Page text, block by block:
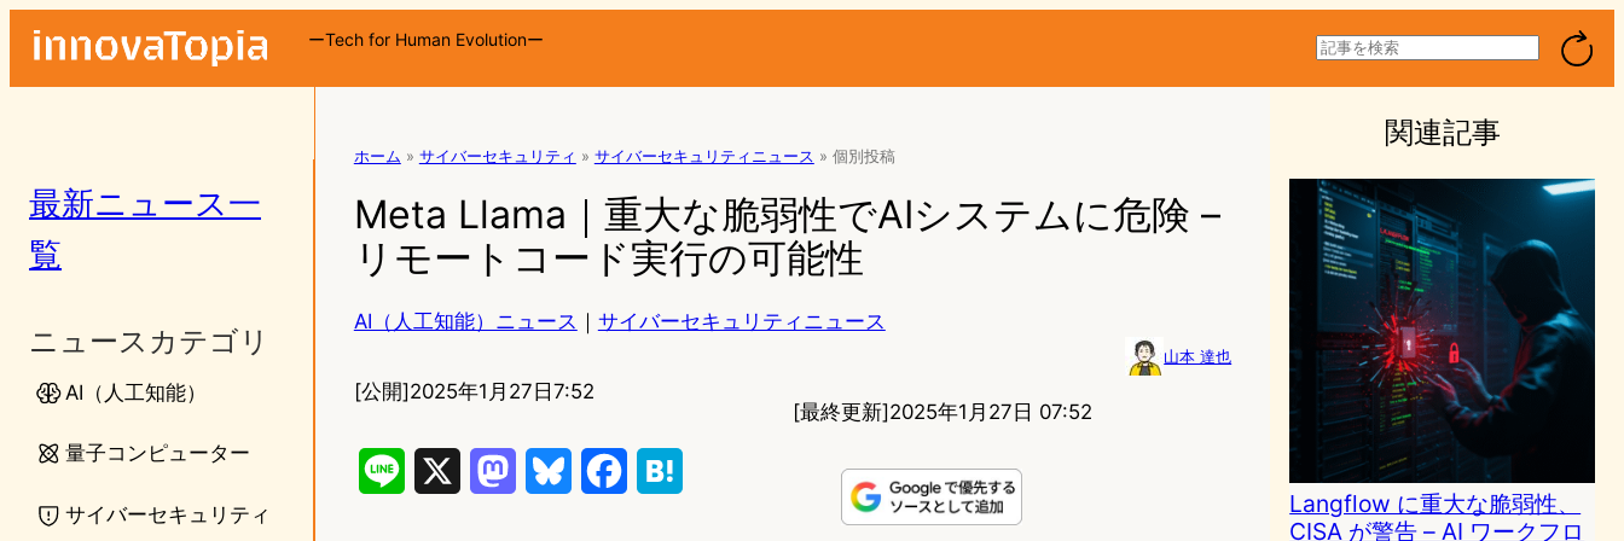
ーTech for Human Evolutionー
検
索
最新ニュース一
覧
ニュースカテゴリ
AI（人工知能）
量子コンピューター
サイバーセキュリティ
ホーム » サイバーセキュリティ » サイバーセキュリティニュース » 個別投稿
Meta Llama｜重大な脆弱性でAIシステムに危険 –
リモートコード実行の可能性
AI（人工知能）ニュース ｜ サイバーセキュリティニュース
山本 達也
[公開]2025年1月27日7:52
[最終更新]2025年1月27日 07:52
関連記事
Langflow に重大な脆弱性、
CISA が警告 – AI ワークフロ